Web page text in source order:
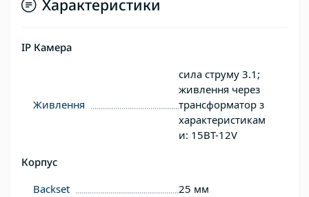
Характеристики
IP Камера
Живлення
сила струму 3.1;
живлення через
трансформатор з
характеристикам
и: 15ВТ-12V
Корпус
Backset
25 мм